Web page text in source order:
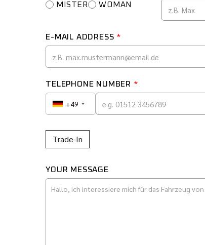
MISTER
WOMAN
E-MAIL ADDRESS *
TELEPHONE NUMBER *
+49
Trade-In
YOUR MESSAGE